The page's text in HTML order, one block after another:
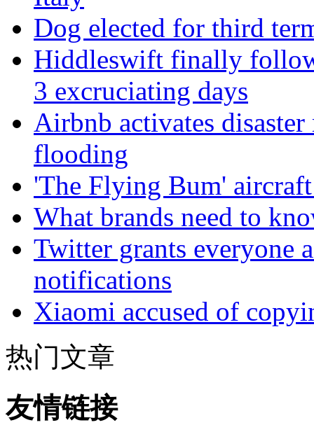
Dog elected for third
Hiddleswift finally
3 excruciating days
Airbnb activates
flooding
'The Flying Bum'
What brands need to
Twitter grants everyone
notifications
Xiaomi accused of
热门文章
友情链接